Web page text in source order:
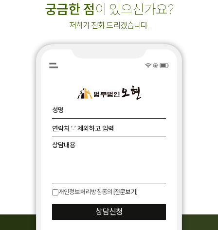
궁금한 점이 있으신가요?
저희가 전화 드리겠습니다.
개인정보처리방침동의 [전문보기]
상담신청